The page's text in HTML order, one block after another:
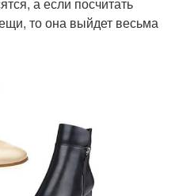
то она выйдет весьма